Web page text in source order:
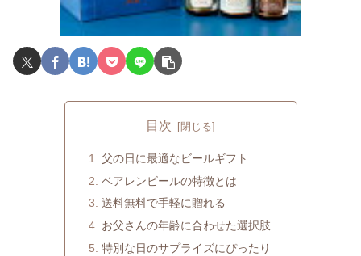
目次
父の日に最適なビールギフト
ベアレンビールの特徴とは
送料無料で手軽に贈れる
お父さんの年齢に合わせた選択肢
特別な日のサプライズにぴったり